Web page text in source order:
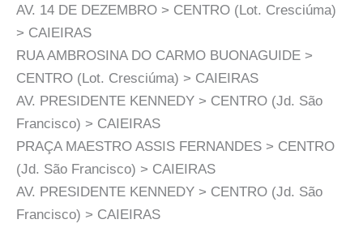
AV. 14 DE DEZEMBRO > CENTRO (Lot. Cresciúma)
> CAIEIRAS
RUA AMBROSINA DO CARMO BUONAGUIDE >
CENTRO (Lot. Cresciúma) > CAIEIRAS
AV. PRESIDENTE KENNEDY > CENTRO (Jd. São
Francisco) > CAIEIRAS
PRAÇA MAESTRO ASSIS FERNANDES > CENTRO
(Jd. São Francisco) > CAIEIRAS
AV. PRESIDENTE KENNEDY > CENTRO (Jd. São
Francisco) > CAIEIRAS